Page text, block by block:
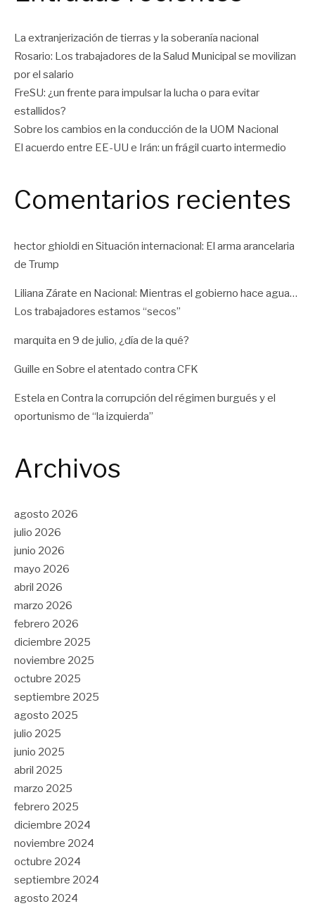
La extranjerización de tierras y la soberanía nacional
Rosario: Los trabajadores de la Salud Municipal se movilizan
por el salario
FreSU: ¿un frente para impulsar la lucha o para evitar
estallidos?
Sobre los cambios en la conducción de la UOM Nacional
El acuerdo entre EE-UU e Irán: un frágil cuarto intermedio
Comentarios recientes
hector ghioldi en Situación internacional: El arma arancelaria
de Trump
Liliana Zárate en Nacional: Mientras el gobierno hace agua…
Los trabajadores estamos “secos”
marquita en 9 de julio, ¿día de la qué?
Guille en Sobre el atentado contra CFK
Estela en Contra la corrupción del régimen burgués y el
oportunismo de “la izquierda”
Archivos
agosto 2026
julio 2026
junio 2026
mayo 2026
abril 2026
marzo 2026
febrero 2026
diciembre 2025
noviembre 2025
octubre 2025
septiembre 2025
agosto 2025
julio 2025
junio 2025
abril 2025
marzo 2025
febrero 2025
diciembre 2024
noviembre 2024
octubre 2024
septiembre 2024
agosto 2024